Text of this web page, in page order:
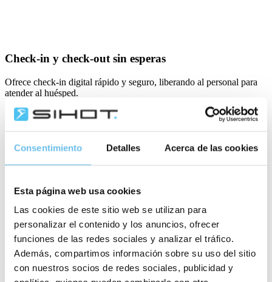
Consentimiento Detalles Acerca de las cookies
Esta página web usa cookies
Las cookies de este sitio web se utilizan para
personalizar el contenido y los anuncios, ofrecer
funciones de las redes sociales y analizar el tráfico.
Además, compartimos información sobre su uso del sitio
con nuestros socios de redes sociales, publicidad y
Check-in y check-out sin esperas
Ofrece check-in digital rápido y seguro, liberando al personal para
atender al huésped.
Digital Guest Journey para un servicio rápido, fluido y memorable.
El PMS todo en uno para cada hotel